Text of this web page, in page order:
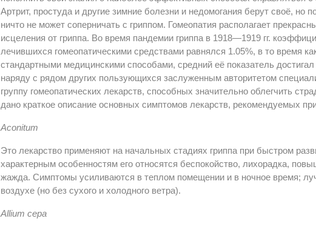
Артрит, простуда и другие зимние болезни и недомогания берут своё, но
ничто не может соперничать с гриппом. Гомеопатия располагает
исцеления от гриппа. Во время пандемии гриппа в 1918—1919 гг.
лечившихся гомеопатическими средствами равнялся 1.05%, в то время
стандартными медицинскими способами, средний её показатель достигал
наряду с рядом других пользующихся заслуженным авторитетом
группу гомеопатических лекарств, способных значительно облегчить
дано краткое описание основных симптомов лекарств, рекомендуемых
Aconitum
Это лекарство применяют на начальных стадиях гриппа при быстром
характерным особенностям его относятся беспокойство, лихорадка,
жажда. Симптомы усиливаются в теплом помещении и в ночное время;
воздухе (но без сухого и холодного ветра).
Allium cepa